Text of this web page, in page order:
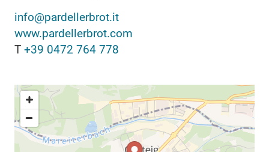
info@pardellerbrot.it
www.pardellerbrot.com
T +39 0472 764 778